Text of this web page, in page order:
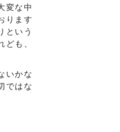
変な中
ります
という
も、
いかな
ではな